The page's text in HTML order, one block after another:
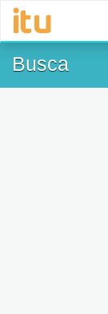
Busca